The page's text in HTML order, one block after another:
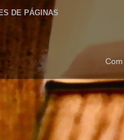
DE PÁGINAS